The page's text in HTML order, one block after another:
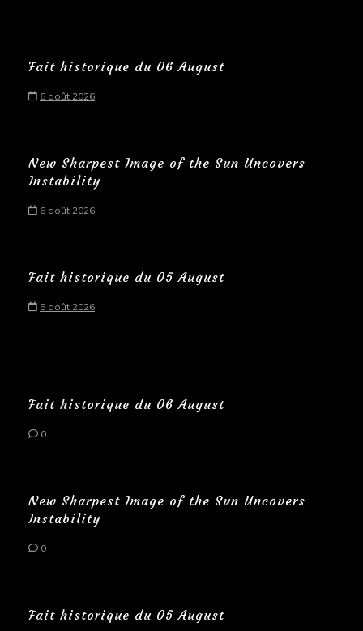
Fait historique du 06 August
6 août 2026
New Sharpest Image of the Sun Uncovers
Instability
6 août 2026
Fait historique du 05 August
5 août 2026
Fait historique du 06 August
0
New Sharpest Image of the Sun Uncovers
Instability
0
Fait historique du 05 August